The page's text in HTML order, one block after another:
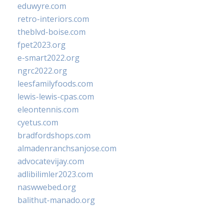
eduwyre.com
retro-interiors.com
theblvd-boise.com
fpet2023.org
e-smart2022.org
ngrc2022.org
leesfamilyfoods.com
lewis-lewis-cpas.com
eleontennis.com
cyetus.com
bradfordshops.com
almadenranchsanjose.com
advocatevijay.com
adlibilimler2023.com
naswwebed.org
balithut-manado.org